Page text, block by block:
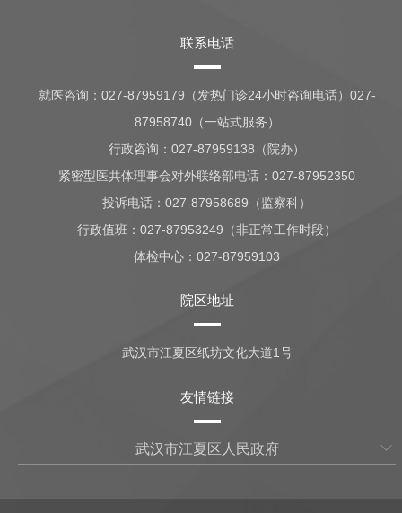
联系电话
就医咨询： 027-87959179（发热门诊24小时咨询电话）027-
87958740（一站式服务）
行政咨询：027-87959138（院办）
紧密型医共体理事会对外联络部电话：027-87952350
投诉电话：027-87958689（监察科）
行政值班：027-87953249（非正常工作时段）
体检中心：027-87959103
院区地址
武汉市江夏区纸坊文化大道1号
友情链接
武汉市江夏区人民政府